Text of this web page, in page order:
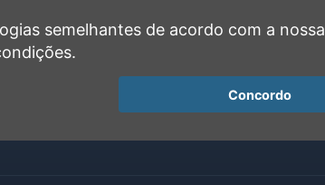
Favoritas
semelhantes de acordo com a nossa
Concordo